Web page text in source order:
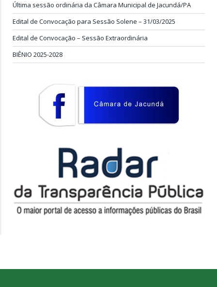
Última sessão ordinária da Câmara Municipal de Jacundá/PA
Edital de Convocação para Sessão Solene – 31/03/2025
Edital de Convocação – Sessão Extraordinária
BIÊNIO 2025-2028